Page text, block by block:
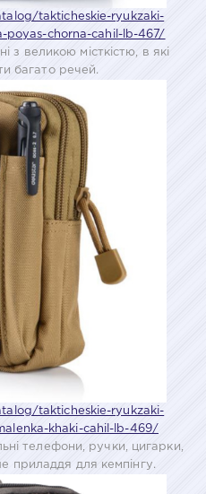
takticheskie-ryukzaki-
poyas-chorna-cahil-lb-467/
з великою місткістю, в які
багато речей.
takticheskie-ryukzaki-
khaki-cahil-lb-469/
телефони, ручки, цигарки,
приладдя для кемпінгу.